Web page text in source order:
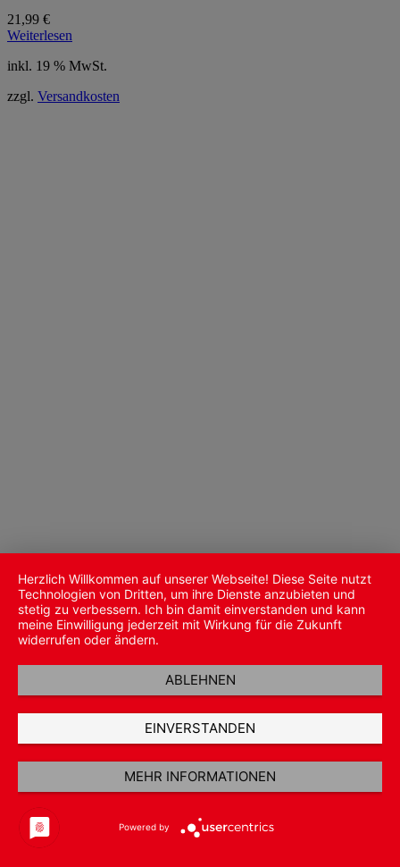
21,99 €
Weiterlesen
inkl. 19 % MwSt.
zzgl. Versandkosten
Herzlich Willkommen auf unserer Webseite! Diese Seite nutzt
Technologien von Dritten, um ihre Dienste anzubieten und
stetig zu verbessern. Ich bin damit einverstanden und kann
meine Einwilligung jederzeit mit Wirkung für die Zukunft
widerrufen oder ändern.
ABLEHNEN
EINVERSTANDEN
MEHR INFORMATIONEN
Powered by